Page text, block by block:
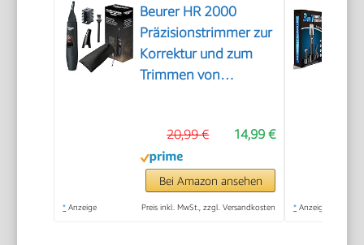
Beurer HR 2000
Präzisionstrimmer zur
Korrektur und zum
Trimmen von
Kammaufsatz und
abnehmbarem
Schneidaufsatz
14,99 €
20,99 €
Bei Amazon ansehen
* Anzeige Preis inkl. MwSt., zzgl. Versandkosten * Anzeige